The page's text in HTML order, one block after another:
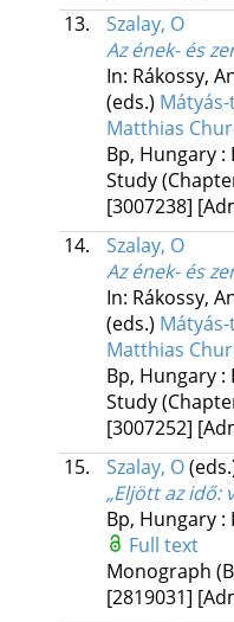
13.
Szalay, O
Az ének- és
In: Rákossy,
(eds.)
Matthias
Bp, Hungary :
Study
[3007238]
14.
Szalay, O
Az ének- és
In: Rákossy,
(eds.)
Matthias
Bp, Hungary :
Study
[3007252]
15.
Szalay, O
„Eljött az idő:
Bp, Hungary :
Full text
Monograph
[2819031]